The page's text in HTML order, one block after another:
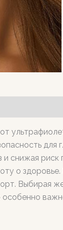
для
снижая
о
Выбирая